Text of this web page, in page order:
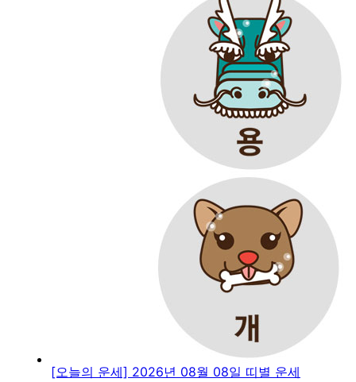
[오늘의 운세] 2026년 08월 08일 띠별 운세